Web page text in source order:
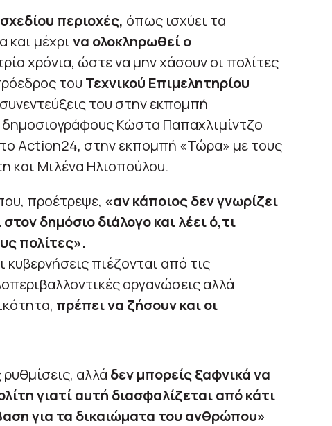
περιοχές, όπως ισχύει τα
και μέχρινα ολοκληρωθεί ο
χρόνια, ώστε να μην χάσουν οι πολίτες
του Τεχνικού Επιμελητηρίου
του στην εκπομπή
δημοσιογράφους Κώστα Παπαχλιμίντζο
Action24, στην εκπομπή «Τώρα» με τους
και Μιλένα Ηλιοπούλου.
προέτρεψε, «αν κάποιος δεν γνωρίζει
δημόσιο διάλογο και λέει ό,τι
πολίτες».
πιέζονται από τις
οργανώσεις αλλά
πρέπει να ζήσουν και οι
αλλά δεν μπορείς ξαφνικά να
γιατί αυτή διασφαλίζεται από κάτι
για τα δικαιώματα του ανθρώπου»